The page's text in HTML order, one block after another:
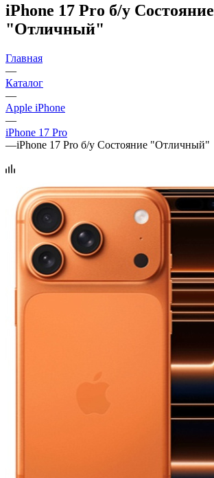
iPhone 17 Pro б/у Состояние
"Отличный"
Главная
—
Каталог
—
Apple iPhone
—
iPhone 17 Pro
—iPhone 17 Pro б/у Состояние "Отличный"